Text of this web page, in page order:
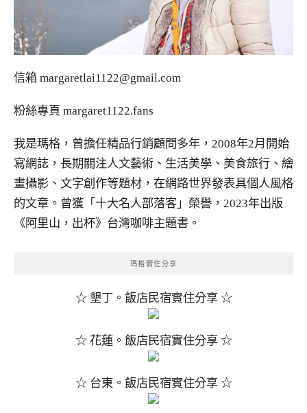
信箱 margaretlai1122@gmail.com
粉絲專頁 margaret1122.fans
我是瑪格，曾擔任精品行銷顧問多年，2008年2月開始
寫網誌，長期關注人文藝術、生活美學、美食旅行、繪
畫攝影、文字創作等題材，在網路世界發表具個人風格
的文章。曾獲「十大名人部落客」榮譽，2023年出版
《阿里山，出杯》台灣咖啡主題書。
瑪格實住分享
☆ 墾丁。飯店民宿實住分享 ☆
☆ 花蓮。飯店民宿實住分享 ☆
☆ 台東。飯店民宿實住分享 ☆